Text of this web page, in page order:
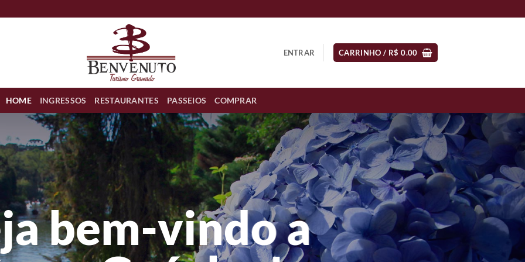
ENTRAR CARRINHO / R$ 0.00
HOME INGRESSOS RESTAURANTES PASSEIOS COMPRAR
bem-vindo a